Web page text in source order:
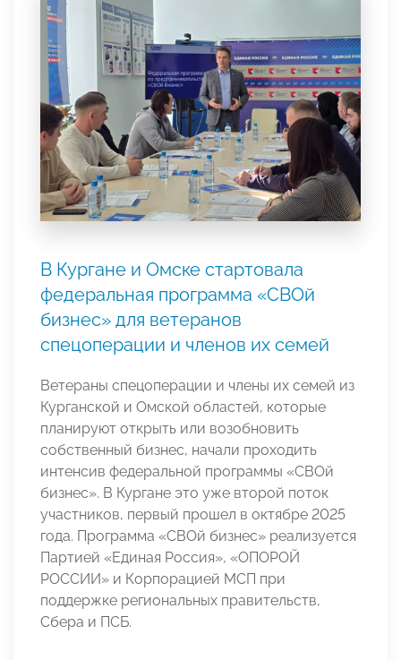
В Кургане и Омске стартовала
федеральная программа «СВОй
бизнес» для ветеранов
спецоперации и членов их семей
Ветераны спецоперации и члены их семей из
Курганской и Омской областей, которые
планируют открыть или возобновить
собственный бизнес, начали проходить
интенсив федеральной программы «СВОй
бизнес». В Кургане это уже второй поток
участников, первый прошел в октябре 2025
года. Программа «СВОй бизнес» реализуется
Партией «Единая Россия», «ОПОРОЙ
РОССИИ» и Корпорацией МСП при
поддержке региональных правительств,
Сбера и ПСБ.